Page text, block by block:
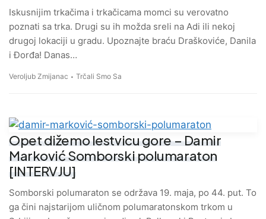
Iskusnijim trkačima i trkačicama momci su verovatno
poznati sa trka. Drugi su ih možda sreli na Adi ili nekoj
drugoj lokaciji u gradu. Upoznajte braću Draškoviće, Danila
i Đorđa! Danas…
Veroljub Zmijanac Trčali Smo Sa
Opet dižemo lestvicu gore – Damir
Marković Somborski polumaraton
[INTERVJU]
Somborski polumaraton se održava 19. maja, po 44. put. To
ga čini najstarijom uličnom polumaratonskom trkom u